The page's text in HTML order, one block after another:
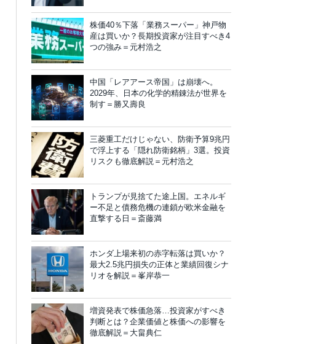
株価40％下落「業務スーパー」神戸物
産は買いか？長期投資家が注目すべき4
つの強み＝元村浩之
中国「レアアース帝国」は崩壊へ。
2029年、日本の化学的精錬法が世界を
制す＝勝又壽良
三菱重工だけじゃない、防衛予算9兆円
で浮上する「隠れ防衛銘柄」3選。投資
リスクも徹底解説＝元村浩之
トランプが見捨てた途上国。エネルギ
ー不足と債務危機の連鎖が欧米金融を
直撃する日＝斎藤満
ホンダ上場来初の赤字転落は買いか？
最大2.5兆円損失の正体と業績回復シナ
リオを解説＝峯岸恭一
増資発表で株価急落…投資家がすべき
判断とは？企業価値と株価への影響を
徹底解説＝大畠典仁